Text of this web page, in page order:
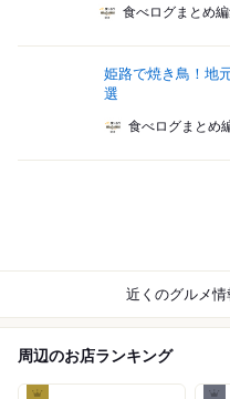
食べログまとめ
姫路で焼き鳥！地
選
食べログまとめ
近くのグルメ
周辺のお店ランキング